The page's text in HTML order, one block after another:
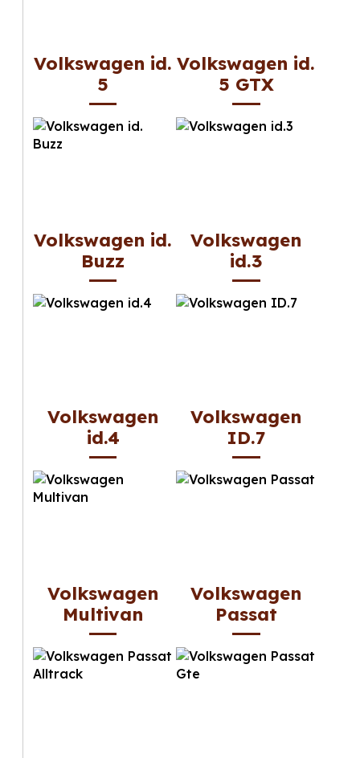
Volkswagen id.
5
Volkswagen id.
5 GTX
Volkswagen id.
Buzz
Volkswagen
id.3
Volkswagen
id.4
Volkswagen
ID.7
Volkswagen
Multivan
Volkswagen
Passat